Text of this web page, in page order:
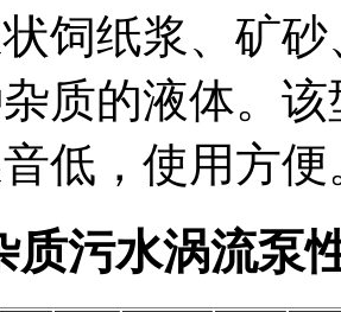
饲纸浆、矿
质的液体。
低，使用方便
质污水涡流泵